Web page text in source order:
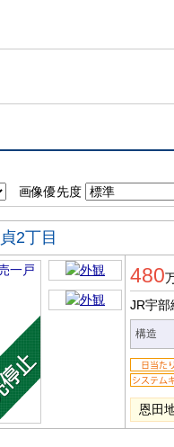
画像優先度
2丁目
480
JR宇部
構造
恩田